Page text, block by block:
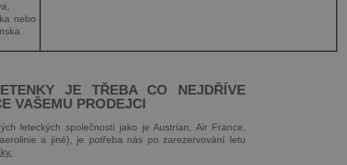
nebo
JE TŘEBA CO NEJDŘÍVE
VAŠEMU PRODEJCI
leteckých společností jako je Austrian, Air France,
a jiné), je potřeba nás po zarezervování letu